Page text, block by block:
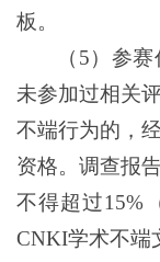
板。
（5）参
未参加过相关
不端行为的，
资格。调查报
不得超过15%
CNKI学术不端